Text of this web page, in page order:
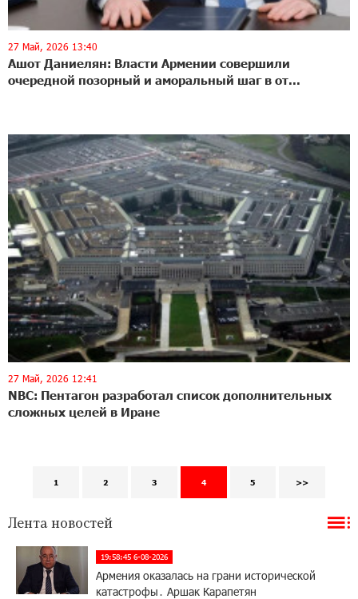
27 Май, 2026 13:40
Ашот Даниелян: Власти Армении совершили
очередной позорный и аморальный шаг в от...
27 Май, 2026 12:41
NBC: Пентагон разработал список дополнительных
сложных целей в Иране
1 2 3 4 5 >>
Лента новостей
19:58:45 6-08-2026
Армения оказалась на грани исторической
катастрофы․ Аршак Карапетян